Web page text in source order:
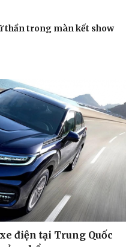
Sao Việt
thần trong màn kết show
điện tại Trung Quốc